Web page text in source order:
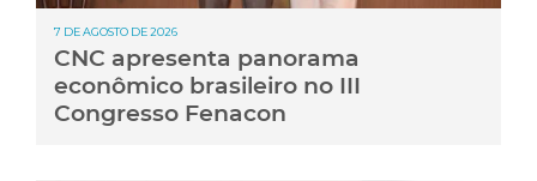
7 DE AGOSTO DE 2026
CNC apresenta panorama
econômico brasileiro no III
Congresso Fenacon